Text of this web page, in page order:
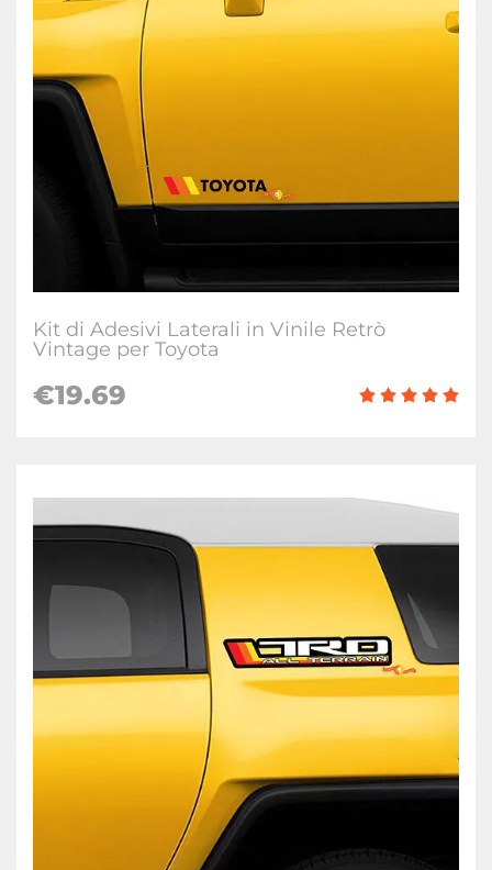
Kit di Adesivi Laterali in Vinile Retrò
Vintage per Toyota
€19.69